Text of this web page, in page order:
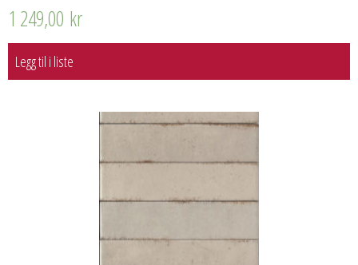
1 249,00 kr
Legg til i liste